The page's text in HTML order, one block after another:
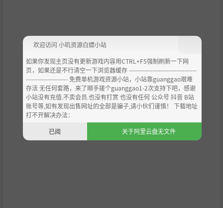
把合适的酒送到合适的街区，加强你的联系人并扩大你的网
从一个区域推进到下一个，提升你的影响力，最终掌控整座
小镇。
欢迎访问 小叽资源白嫖小站
如果你发现主页没有更新游戏内容用CTRL+F5强制刷新一下网
页，如果还是不行清空一下浏览器缓存 ----------------------------------
--------------------- 免费单机游戏资源小站，小站靠guanggao艰难
存活 无任何套路，来了顺手搓个guanggao1-2次支持下吧，感谢
小站没有充值.不卖会员.也没有打赏 也没有任何 公众号 抖音 B站
账号等,如有发现出售网址的全部是骗子,请小伙们谨慎！ 下载地址
打不开解决办法：
已阅
关于阿里云盘无文件